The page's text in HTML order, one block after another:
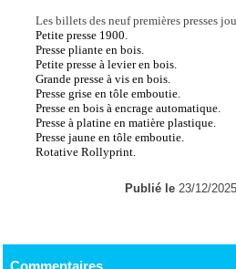
Les billets des neuf premières presses
Petite presse 1900.
Presse pliante en bois.
Petite presse à levier en bois.
Grande presse à vis en bois.
Presse grise en tôle emboutie.
Presse en bois à encrage automatique.
Presse à platine en matière plastique.
Presse jaune en tôle emboutie.
Rotative Rollyprint.
Publié le 23/12/
Commentaires